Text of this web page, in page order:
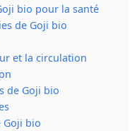
bio pour la santé
de Goji bio
et la circulation
de Goji bio
Goji bio